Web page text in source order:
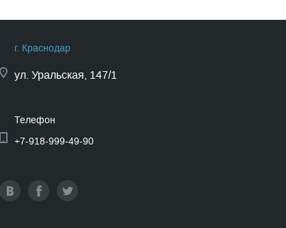
г. Краснодар
ул. Уральская, 147/1
Телефон
+7-918-999-49-90